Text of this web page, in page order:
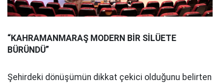
“KAHRAMANMARAŞ MODERN BİR SİLÜETE
BÜRÜNDÜ”
Şehirdeki dönüşümün dikkat çekici olduğunu belirten